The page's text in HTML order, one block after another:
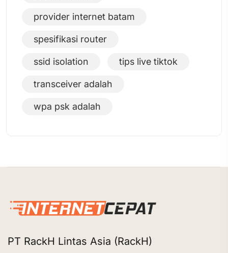
provider internet batam
spesifikasi router
ssid isolation tips live tiktok
transceiver adalah
wpa psk adalah
PT RackH Lintas Asia (RackH)